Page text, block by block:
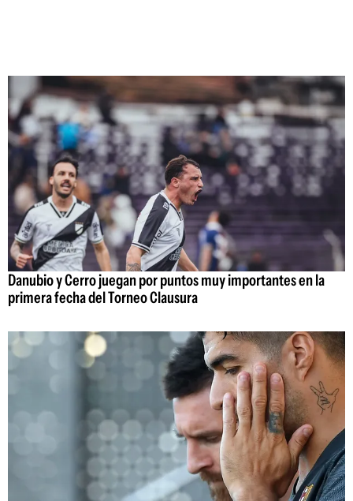
Danubio y Cerro juegan por puntos muy importantes en la
primera fecha del Torneo Clausura